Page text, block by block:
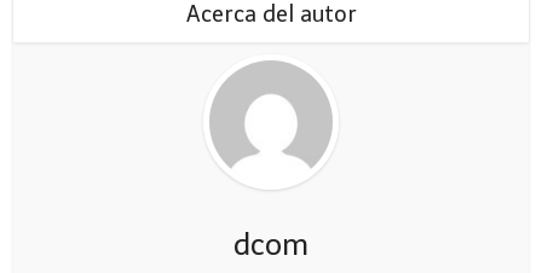
Acerca del autor
dcom